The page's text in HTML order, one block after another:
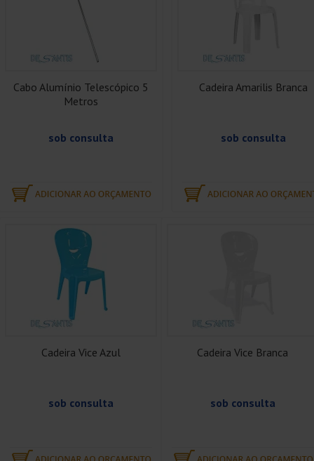
Cabo Alumínio Telescópico 5
Metros
sob consulta
Cadeira Amarilis Branca
sob consulta
Cadeira Vice Azul
sob consulta
Cadeira Vice Branca
sob consulta